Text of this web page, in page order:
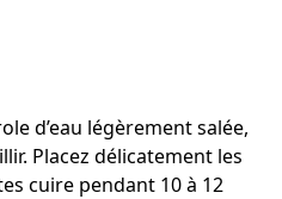
d’eau légèrement salée,
Placez délicatement les
cuire pendant 10 à 12